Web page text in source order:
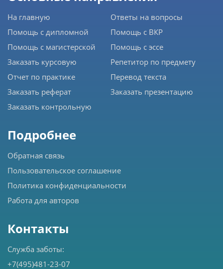
На главную
Помощь с дипломной
Помощь с магистерской
Заказать курсовую
Отчет по практике
Заказать реферат
Заказать контрольную
Ответы на вопросы
Помощь с ВКР
Помощь с эссе
Репетитор по предмету
Перевод текста
Заказать презентацию
Подробнее
Обратная связь
Пользовательское соглашение
Политика конфиденциальности
Работа для авторов
Контакты
Служба заботы:
+7(495)481-23-07